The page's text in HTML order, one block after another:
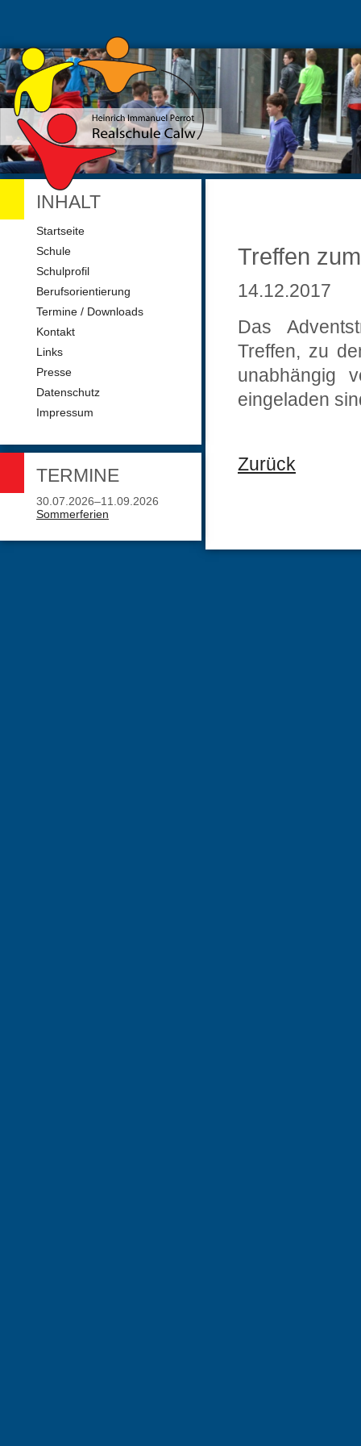
Treffen
14.12.2017
Das
Treffen, zu
unabhängig
eingeladen
Zurück
INHALT
Navigation
Startseite
Schule
Schulprofil
Berufsorientierung
Termine / Downloads
Kontakt
Links
Presse
Datenschutz
Impressum
TERMINE
30.07.2026–11.09.2026
Sommerferien